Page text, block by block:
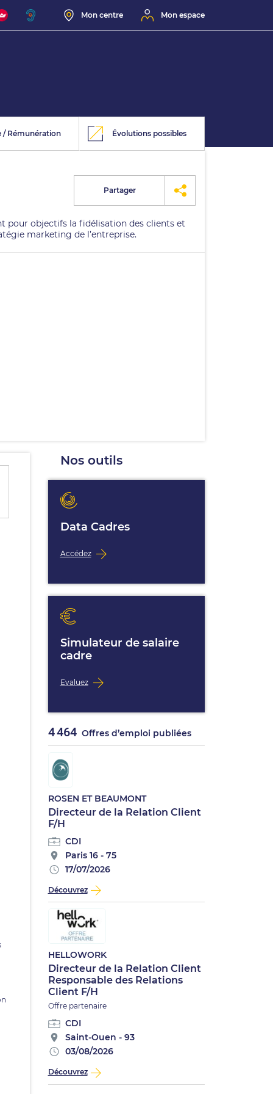
Mon centre Mon espace
/ Rémunération Évolutions possibles
Partager
pour objectifs la fidélisation des clients et
marketing de l’entreprise.
Nos outils
Data Cadres
Accédez
Simulateur de salaire
cadre
Evaluez
4 464 Offres d’emploi publiées
ROSEN ET BEAUMONT
Directeur de la Relation Client
F/H
CDI
Paris 16 - 75
17/07/2026
Découvrez
HELLOWORK
Directeur de la Relation Client
Responsable des Relations
Client F/H
Offre partenaire
CDI
Saint-Ouen - 93
03/08/2026
Découvrez